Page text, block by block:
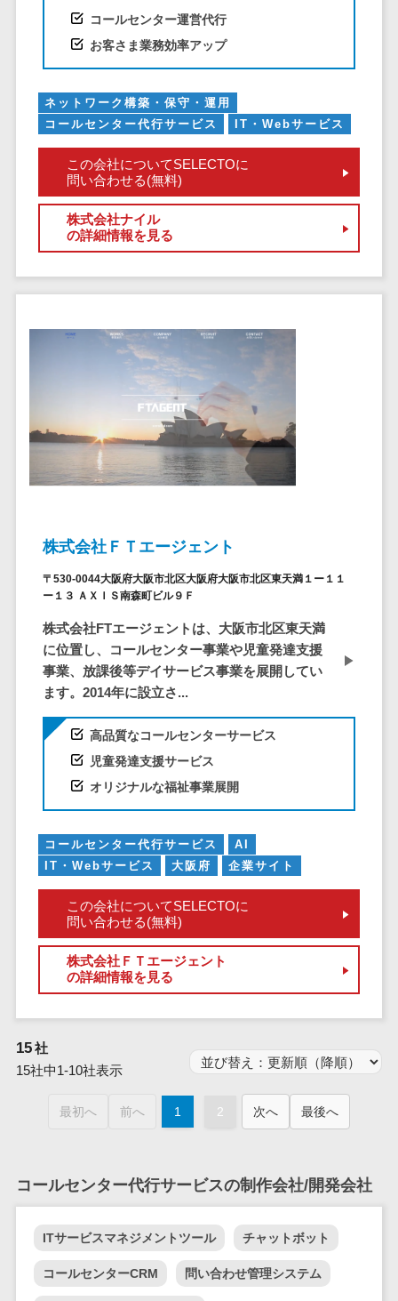
モバイルオーダーシステム>
ホテル管理システム>
HACCP管理アプリ>
人材紹介システム>
人材派遣管理システム>
園務支援システム>
校務支援システム>
バーチャル試着システム>
農業支援システム>
その他業務支援サービス>
データ分析・活用
音声データ活用>
テキストマイニングツール>
VOC分析ツール> BIツール>
AI翻訳サービス>
アノテーションツール>
データ化サービス>
ブロックチェーン
官公庁・自治体向け
GIS（地理情報システム）>
その他官公庁・自治体向け>
ム
システム連携
ツール
（iPaaS）
クラウド接続
キッティング
サービス
ール対策
セキュリテ
ィ・脆弱性診断
ペネトレーシ
ョンテスト
標的型攻撃メ
ール訓練サービ
ログ管理シス
クラウド型セ
ラ
メールセキュ
リティ
委託先管理サ
WAF
URLフィルタ
リング
エンドポイン
トセキュリティ
（EDR）
電話認証サー
UTM
ール
FAX配信システ
コールセンター運営代行
お客さま業務効率アップ
ネットワーク構築・保守・運用
コールセンター代行サービス
IT・Webサービス
この会社についてSELECTOに
問い合わせる(無料)
株式会社ナイル
の詳細情報を見る
株式会社ＦＴエージェント
〒530-0044大阪府大阪市北区大阪府大阪市北区東天満１ー１１
ー１３ ＡＸＩＳ南森町ビル９Ｆ
株式会社FTエージェントは、大阪市北区東天満
に位置し、コールセンター事業や児童発達支援
事業、放課後等デイサービス事業を展開してい
ます。2014年に設立さ...
高品質なコールセンターサービス
児童発達支援サービス
オリジナルな福祉事業展開
コールセンター代行サービス
AI
IT・Webサービス
大阪府 企業サイト
この会社についてSELECTOに
問い合わせる(無料)
株式会社ＦＴエージェント
の詳細情報を見る
15社
15社中1-10社表示
最初へ 前へ 1 2 次へ 最後へ
コールセンター代行サービスの制作会社/開発会社
ITサービスマネジメントツール チャットボット
コールセンターCRM 問い合わせ管理システム